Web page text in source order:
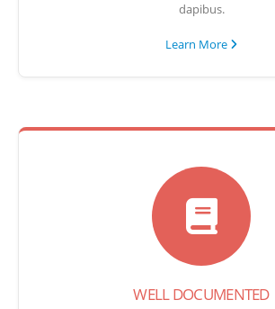
dapibus.
Learn More
WELL DOCUMENTED